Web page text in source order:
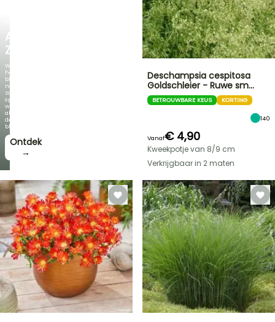
AGAPANTHUS
ZAMBEZI
Wanneer
het
blad
net
zo
spectaculair
wordt
als
de
bloei!
Ontdek
→
Deschampsia cespitosa
Goldschleier - Ruwe sm…
BETROUWBARE KEUS KORTING
140
Vanaf€ 4,90
Kweekpotje van 8/9 cm
Verkrijgbaar in 2 maten